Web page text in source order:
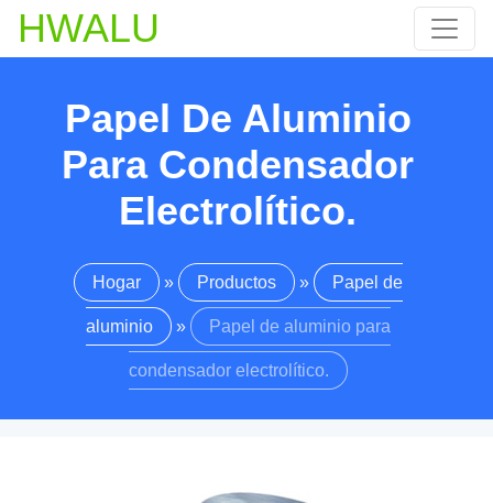
HWALU
Papel De Aluminio
Para Condensador
Electrolítico.
Hogar » Productos » Papel de
aluminio » Papel de aluminio para
condensador electrolítico.